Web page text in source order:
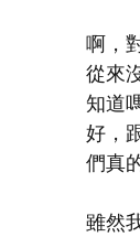
啊，
從來
知道
好，
們真
雖然